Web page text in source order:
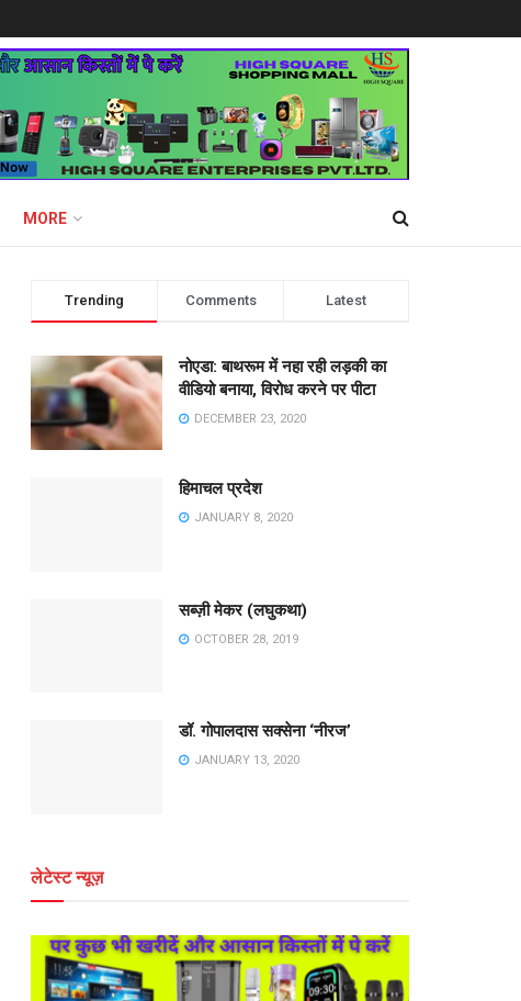
MORE
Trending Comments Latest
नोएडा: बाथरूम में नहा रही लड़की का
वीडियो बनाया, विरोध करने पर पीटा
DECEMBER 23, 2020
हिमाचल प्रदेश
JANUARY 8, 2020
सब्ज़ी मेकर (लघुकथा)
OCTOBER 28, 2019
डॉ. गोपालदास सक्सेना ‘नीरज’
JANUARY 13, 2020
लेटेस्ट न्यूज़